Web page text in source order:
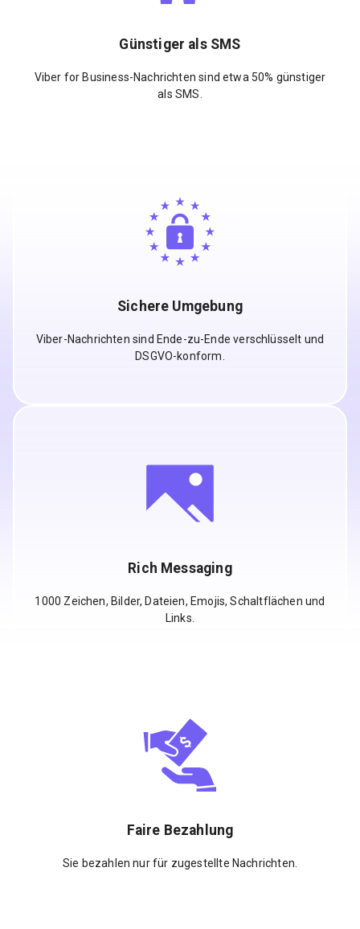
Günstiger als SMS
Viber for Business-Nachrichten sind etwa 50% günstiger
als SMS.
Sichere Umgebung
Viber-Nachrichten sind Ende-zu-Ende verschlüsselt und
DSGVO-konform.
Rich Messaging
1000 Zeichen, Bilder, Dateien, Emojis, Schaltflächen und
Links.
Faire Bezahlung
Sie bezahlen nur für zugestellte Nachrichten.